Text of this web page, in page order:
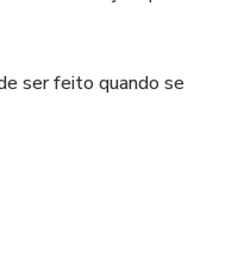
ser feito quando se